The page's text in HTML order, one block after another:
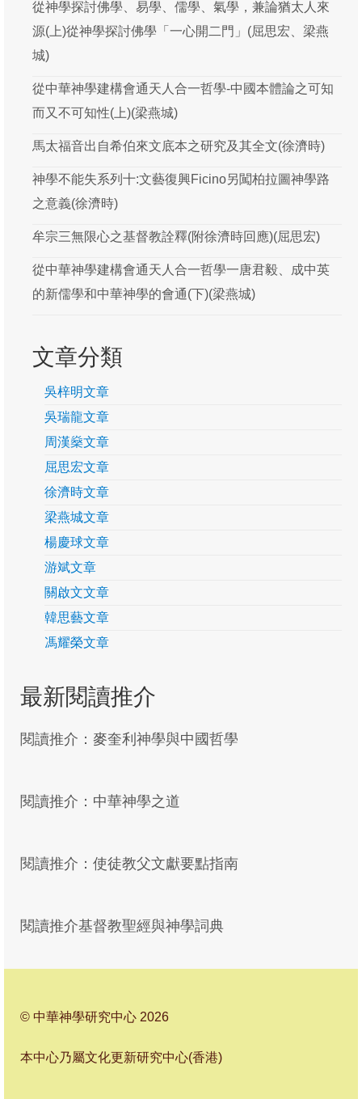
吳梓明
周漢燊
梁燕城
游斌
黃保羅
楊慶球
韓思藝
關啟文
客席研究貢獻
易際漲
徐樹荃
馮耀榮
研究季報
季報24
季報23
季報21
季報18
季報16
季報14
季報11
季報10
從神學探討佛學、易學、儒學、氣學，兼論猶太人來
源(上)從神學探討佛學「一心開二門」(屈思宏、梁燕
城)
從中華神學建構會通天人合一哲學-中國本體論之可知
而又不可知性(上)(梁燕城)
馬太福音出自希伯來文底本之研究及其全文(徐濟時)
神學不能失系列十:文藝復興Ficino另闖柏拉圖神學路
之意義(徐濟時)
牟宗三無限心之基督教詮釋(附徐濟時回應)(屈思宏)
從中華神學建構會通天人合一哲學一唐君毅、成中英
的新儒學和中華神學的會通(下)(梁燕城)
文章分類
吳梓明文章
吳瑞龍文章
周漢燊文章
屈思宏文章
徐濟時文章
梁燕城文章
楊慶球文章
游斌文章
關啟文文章
韓思藝文章
馮耀榮文章
最新閱讀推介
閱讀推介：麥奎利神學與中國哲學
閱讀推介：中華神學之道
閱讀推介：使徒教父文獻要點指南
閱讀推介基督教聖經與神學詞典
© 中華神學研究中心 2026
本中心乃屬文化更新研究中心(香港)